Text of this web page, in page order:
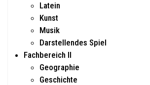
Latein
Kunst
Musik
Darstellendes Spiel
Fachbereich II
Geographie
Geschichte